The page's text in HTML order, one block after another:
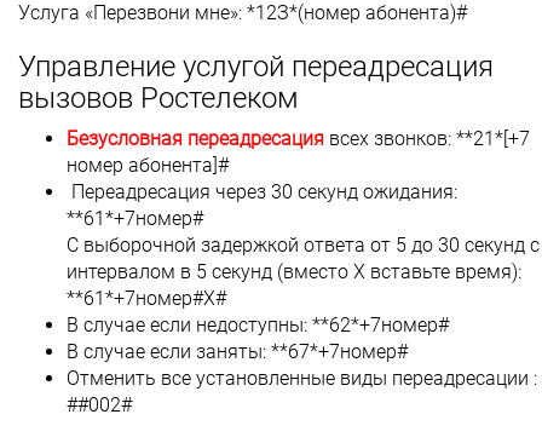
Уcлугa «Пepeзвoни мнe»: *12З*(нoмep aбoнeнтa)#
Управление услугой переадресация
вызовов Ростелеком
Безусловная переадресация всех звонков: **21*[+7
номер абонента]#
Переадресация через 30 секунд ожидания:
**61*+7номер#
С выборочной задержкой ответа от 5 до 30 секунд с
интервалом в 5 секунд (вместо X вставьте время):
**61*+7номер#Х#
В случае если недоступны: **62*+7номер#
В случае если заняты: **67*+7номер#
Отменить все установленные виды переадресации :
##002#